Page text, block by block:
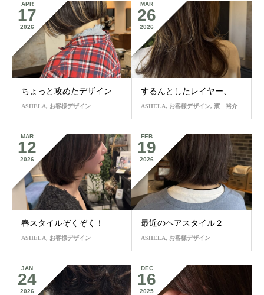
APR
17
2026
ちょっと攻めたデザイン
ASHELA, お客様デザイン
MAR
26
2026
するんとしたレイヤー、
ASHELA, お客様デザイン, 濱 裕介
MAR
12
2026
春スタイルぞくぞく！
ASHELA, お客様デザイン
FEB
19
2026
最近のヘアスタイル２
ASHELA, お客様デザイン
JAN
24
2026
DEC
16
2025